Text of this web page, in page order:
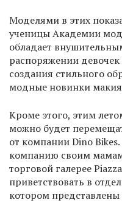
Моделями в этих
ученицы Академии
обладает
распоряжении
создания стильного
модные новинки
Кроме этого, этим
можно будет
от компании Dino
компанию своим
торговой галерее
приветствовать в
котором